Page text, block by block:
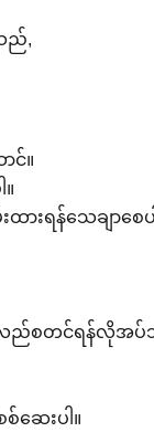
ည်,
င်။
န်သေချာစေပ
ြန်လည်စတင်ရန်လိုအ
ဆေးပါ။